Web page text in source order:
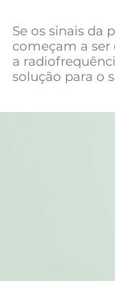
Se os sinais da
começam a ser
a
solução para o